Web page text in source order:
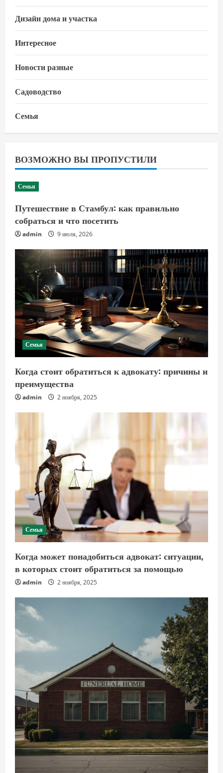
Дизайн дома и участка
Интересное
Новости разные
Садоводство
Семья
ВОЗМОЖНО ВЫ ПРОПУСТИЛИ
Семья
Путешествие в Стамбул: как правильно
собраться и что посетить
admin 9 июля, 2026
Семья
Когда стоит обратиться к адвокату: причины и
преимущества
admin 2 ноября, 2025
Семья
Когда может понадобиться адвокат: ситуации,
в которых стоит обратиться за помощью
admin 2 ноября, 2025